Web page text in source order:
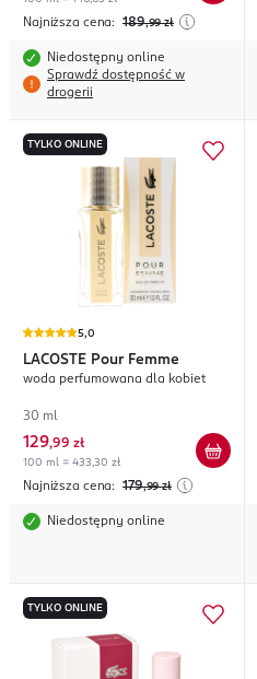
Najniższa cena: 189,99 zł
Niedostępny online
Sprawdź dostępność w
drogerii
TYLKO ONLINE
5,0
LACOSTE Pour Femme
woda perfumowana dla kobiet
30 ml
129,99 zł
100 ml = 433,30 zł
Najniższa cena: 179,99 zł
Niedostępny online
TYLKO ONLINE